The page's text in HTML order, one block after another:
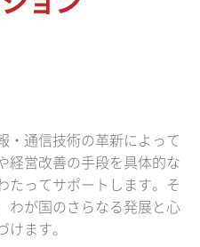
・通信技術の革新によって
経営改善の手段を具体的な
たってサポートします。そ
わが国のさらなる発展と心
けます。